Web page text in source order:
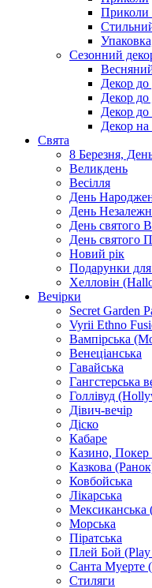
Приколи
Сезонний
Декор
Декор до
Декор
Декор на
Свята
8 Березня,
Великдень
Весілля
День
День
День святого
День святого
Новий рік
Подарунки для
Хелловін
Вечірки
Secret Garden
Vyrii Ethno
Вампірська
Венеціанська
Гавайська
Гангстерська
Голлівуд
Дівич-вечір
Діско
Кабаре
Казино, Покер
Казкова
Ковбойська
Лікарська
Мексиканська
Морська
Піратська
Плей Бой
Санта Муерте
Стиляги